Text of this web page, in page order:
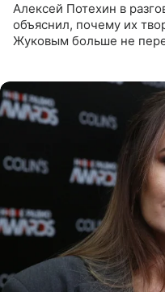
Алексей Потехин в
объяснил, почему их
Жуковым больше не